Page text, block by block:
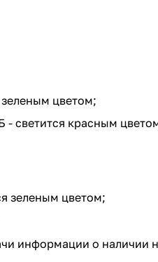
цветом;
светится красным
зеленым цветом;
информации о наличии